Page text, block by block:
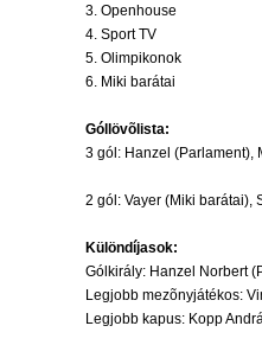
3. Openhouse
4. Sport TV
5. Olimpikonok
6. Miki barátai
Góllövõlista:
3 gól: Hanzel (Parlament),
2 gól: Vayer (Miki barátai),
Különdíjasok:
Gólkirály: Hanzel Norbert
Legjobb mezõnyjátékos:
Legjobb kapus: Kopp